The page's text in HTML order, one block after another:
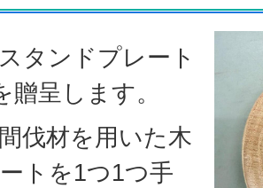
タンドプレート
贈呈します。
伐材を用いた木
トを1つ1つ手